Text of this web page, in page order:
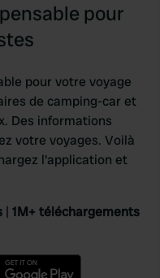
pour
pour votre voyage
de camping-car et
Des informations
votre voyages. Voilà
l'application et
| 1M+ téléchargements